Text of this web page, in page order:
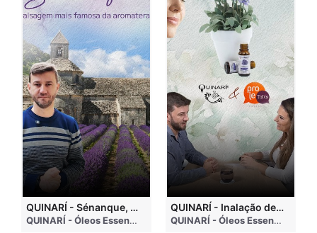
• 4 months ago
QUINARÍ - Sénanque, a Paisagem Mais Famosa da Aromaterapia
QUINARÍ - Óleos Essenciais e Aromaterapia • 3 weeks ago
QUINARÍ - Inalação de Óleos Essenciais e Seus Benefícios
QUINARÍ - Óleos Essenciais e Aromaterapia